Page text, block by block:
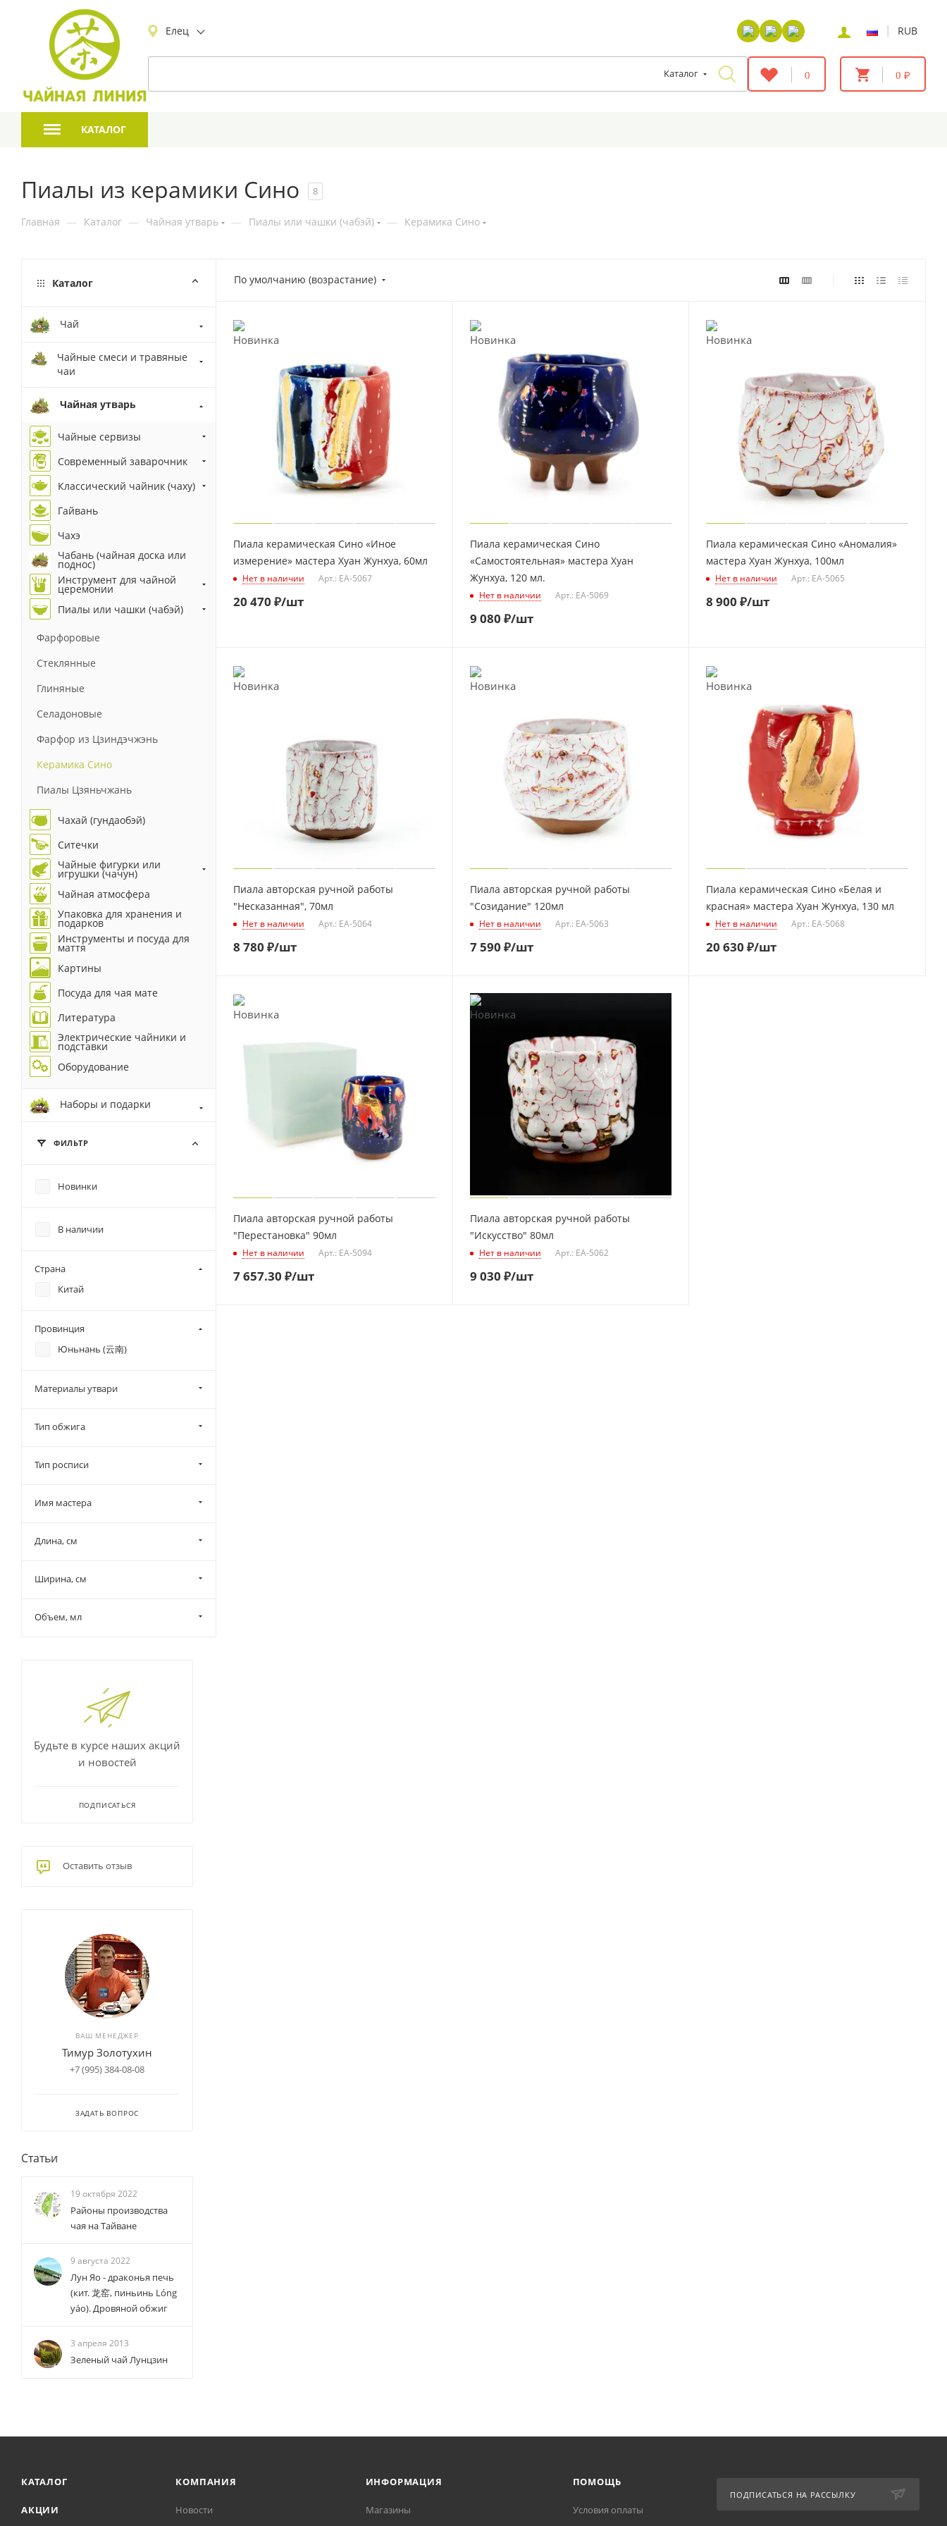
Елец | RUB
Каталог 0 0 ₽
КАТАЛОГ
Пиалы из керамики Сино 8
Главная — Каталог — Чайная утварь — Пиалы или чашки (чабэй) — Керамика Сино
По умолчанию (возрастание)
Пиала керамическая Сино «Иное
измерение» мастера Хуан Жунхуа, 60мл
Нет в наличии Арт.: EA-5067
20 470 ₽/шт
Пиала керамическая Сино
«Самостоятельная» мастера Хуан
Жунхуа, 120 мл.
Нет в наличии Арт.: EA-5069
9 080 ₽/шт
Пиала керамическая Сино «Аномалия»
мастера Хуан Жунхуа, 100мл
Нет в наличии Арт.: EA-5065
8 900 ₽/шт
Пиала авторская ручной работы
"Несказанная", 70мл
Нет в наличии Арт.: EA-5064
8 780 ₽/шт
Пиала авторская ручной работы
"Созидание" 120мл
Нет в наличии Арт.: EA-5063
7 590 ₽/шт
Пиала керамическая Сино «Белая и
красная» мастера Хуан Жунхуа, 130 мл
Нет в наличии Арт.: EA-5068
20 630 ₽/шт
Пиала авторская ручной работы
"Перестановка" 90мл
Нет в наличии Арт.: EA-5094
7 657.30 ₽/шт
Пиала авторская ручной работы
"Искусство" 80мл
Нет в наличии Арт.: EA-5062
9 030 ₽/шт
Каталог
Чай
Чайные смеси и травяные
чаи
Чайная утварь
Чайные сервизы
Современный заварочник
Классический чайник (чаху)
Гайвань
Чахэ
Чабань (чайная доска или
поднос)
Инструмент для чайной
церемонии
Пиалы или чашки (чабэй)
Фарфоровые
Стеклянные
Глиняные
Селадоновые
Фарфор из Цзиндэчжэнь
Керамика Сино
Пиалы Цзяньчжань
Чахай (гундаобэй)
Ситечки
Чайные фигурки или
игрушки (чачун)
Чайная атмосфера
Упаковка для хранения и
подарков
Инструменты и посуда для
маття
Картины
Посуда для чая мате
Литература
Электрические чайники и
подставки
Оборудование
Наборы и подарки
ФИЛЬТР
Новинки
В наличии
Страна
Китай
Провинция
Юньнань (云南)
Материалы утвари
Тип обжига
Тип росписи
Имя мастера
Длина, см
Ширина, см
Объем, мл
Будьте в курсе наших акций
и новостей
ПОДПИСАТЬСЯ
Оставить отзыв
ВАШ МЕНЕДЖЕР
Тимур Золотухин
+7 (995) 384-08-08
ЗАДАТЬ ВОПРОС
Статьи
19 октября 2022
Районы производства
чая на Тайване
9 августа 2022
Лун Яо - драконья печь
(кит. 龙窑, пиньинь Lóng
yáo). Дровяной обжиг
3 апреля 2013
Зеленый чай Лунцзин
КАТАЛОГ
АКЦИИ
КОМПАНИЯ
Новости
ИНФОРМАЦИЯ
Магазины
ПОМОЩЬ
Условия оплаты
ПОДПИСАТЬСЯ НА РАССЫЛКУ